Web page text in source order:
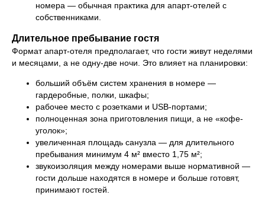
номера — обычная практика для апарт-отелей с
собственниками.
Длительное пребывание гостя
Формат апарт-отеля предполагает, что гости живут неделями
и месяцами, а не одну-две ночи. Это влияет на планировки:
больший объём систем хранения в номере —
гардеробные, полки, шкафы;
рабочее место с розетками и USB-портами;
полноценная зона приготовления пищи, а не «кофе-
уголок»;
увеличенная площадь санузла — для длительного
пребывания минимум 4 м² вместо 1,75 м²;
звукоизоляция между номерами выше нормативной —
гости дольше находятся в номере и больше готовят,
принимают гостей.